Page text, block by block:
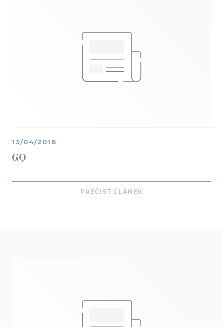
GQ
13/04/2018
PŘEČÍST ČLÁNEK